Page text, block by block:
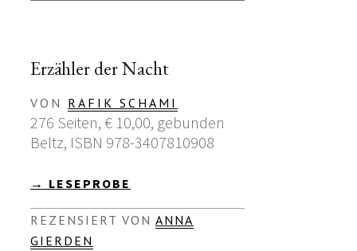
Erzähler der Nacht
VON RAFIK SCHAMI
276 Seiten, € 10,00, gebunden
Beltz, ISBN 978-3407810908
→ LESEPROBE
REZENSIERT VON ANNA
GIERDEN